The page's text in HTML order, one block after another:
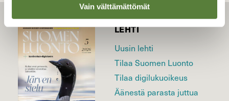
Vain välttämättömät
LEHTI
Uusin lehti
Tilaa Suomen Luonto
Tilaa digilukuoikeus
Äänestä parasta juttua